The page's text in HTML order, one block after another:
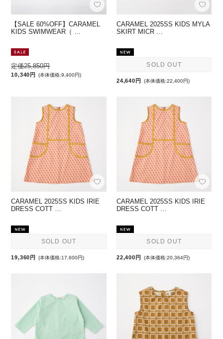
【SALE 60%OFF】CARAMEL
KIDS SWIMWEAR（ …
定価25,850円
10,340円 (本体価格:9,400円)
CARAMEL 2025SS KIDS MYLA
SKIRT MICR …
SOLD OUT
24,640円 (本体価格:22,400円)
CARAMEL 2025SS KIDS IRIE
DRESS COTT …
SOLD OUT
19,360円 (本体価格:17,600円)
CARAMEL 2025SS KIDS IRIE
DRESS COTT …
SOLD OUT
22,400円 (本体価格:20,364円)